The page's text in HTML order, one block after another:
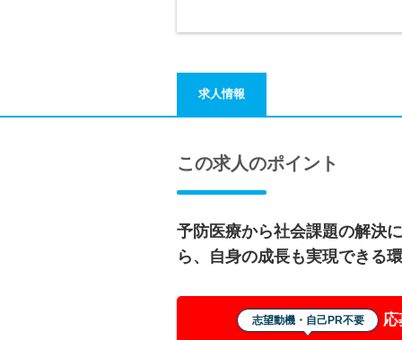
求人情報
この求人のポイント
予防医療から社会課題の解決
ら、自身の成長も実現できる
志望動機・自己PR不要